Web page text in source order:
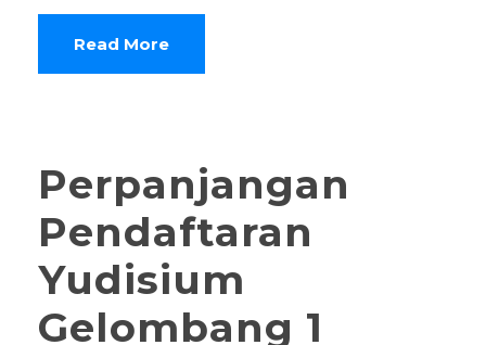
Read More
Perpanjangan
Pendaftaran
Yudisium
Gelombang 1